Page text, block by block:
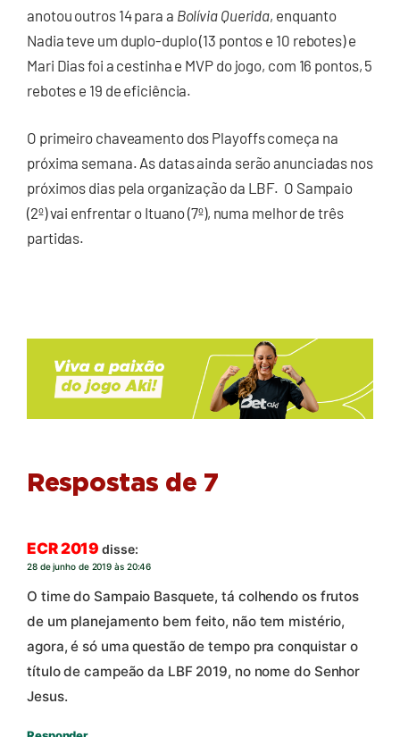
anotou outros 14 para a Bolívia Querida, enquanto
Nadia teve um duplo-duplo (13 pontos e 10 rebotes) e
Mari Dias foi a cestinha e MVP do jogo, com 16 pontos, 5
rebotes e 19 de eficiência.
O primeiro chaveamento dos Playoffs começa na
próxima semana. As datas ainda serão anunciadas nos
próximos dias pela organização da LBF. O Sampaio
(2º) vai enfrentar o Ituano (7º), numa melhor de três
partidas.
Respostas de 7
ECR 2019 disse:
28 de junho de 2019 às 20:46
O time do Sampaio Basquete, tá colhendo os frutos
de um planejamento bem feito, não tem mistério,
agora, é só uma questão de tempo pra conquistar o
título de campeão da LBF 2019, no nome do Senhor
Jesus.